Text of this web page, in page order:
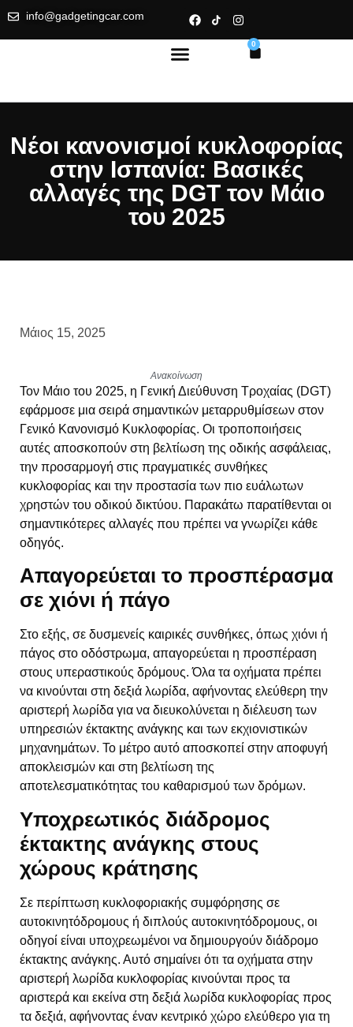
info@gadgetingcar.com
0
Νέοι κανονισμοί κυκλοφορίας
στην Ισπανία: Βασικές
αλλαγές της DGT τον Μάιο
του 2025
Μάιος 15, 2025
Ανακοίνωση
Τον Μάιο του 2025, η Γενική Διεύθυνση Τροχαίας (DGT)
εφάρμοσε μια σειρά σημαντικών μεταρρυθμίσεων στον
Γενικό Κανονισμό Κυκλοφορίας. Οι τροποποιήσεις
αυτές αποσκοπούν στη βελτίωση της οδικής ασφάλειας,
την προσαρμογή στις πραγματικές συνθήκες
κυκλοφορίας και την προστασία των πιο ευάλωτων
χρηστών του οδικού δικτύου. Παρακάτω παρατίθενται οι
σημαντικότερες αλλαγές που πρέπει να γνωρίζει κάθε
οδηγός.
Απαγορεύεται το προσπέρασμα
σε χιόνι ή πάγο
Στο εξής, σε δυσμενείς καιρικές συνθήκες, όπως χιόνι ή
πάγος στο οδόστρωμα, απαγορεύεται η προσπέραση
στους υπεραστικούς δρόμους. Όλα τα οχήματα πρέπει
να κινούνται στη δεξιά λωρίδα, αφήνοντας ελεύθερη την
αριστερή λωρίδα για να διευκολύνεται η διέλευση των
υπηρεσιών έκτακτης ανάγκης και των εκχιονιστικών
μηχανημάτων. Το μέτρο αυτό αποσκοπεί στην αποφυγή
αποκλεισμών και στη βελτίωση της
αποτελεσματικότητας του καθαρισμού των δρόμων.
Υποχρεωτικός διάδρομος
έκτακτης ανάγκης στους
χώρους κράτησης
Σε περίπτωση κυκλοφοριακής συμφόρησης σε
αυτοκινητόδρομους ή διπλούς αυτοκινητόδρομους, οι
οδηγοί είναι υποχρεωμένοι να δημιουργούν διάδρομο
έκτακτης ανάγκης. Αυτό σημαίνει ότι τα οχήματα στην
αριστερή λωρίδα κυκλοφορίας κινούνται προς τα
αριστερά και εκείνα στη δεξιά λωρίδα κυκλοφορίας προς
τα δεξιά, αφήνοντας έναν κεντρικό χώρο ελεύθερο για τη